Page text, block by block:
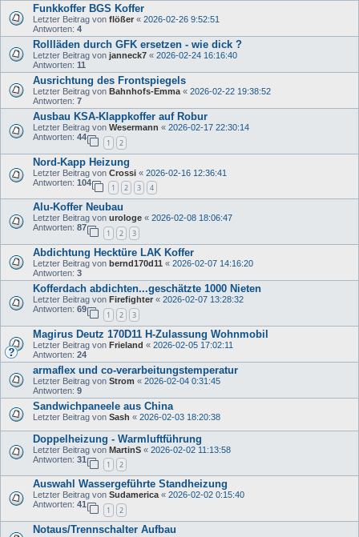
Funkkoffer BGS Koffer
Letzter Beitrag von flößer « 2026-02-26 9:52:51
Antworten: 4
Rollläden durch GFK ersetzen - wie dick ?
Letzter Beitrag von janneck7 « 2026-02-24 16:16:40
Antworten: 11
Ausrichtung des Frontspiegels
Letzter Beitrag von Bahnhofs-Emma « 2026-02-22 19:38:52
Antworten: 7
Ausbau KSA-Klappkoffer auf Robur
Letzter Beitrag von Wesermann « 2026-02-17 22:30:14
Antworten: 44
1 2
Nord-Kapp Heizung
Letzter Beitrag von Crossi « 2026-02-16 12:36:41
Antworten: 104
1 2 3 4
Alu-Koffer Neubau
Letzter Beitrag von urologe « 2026-02-08 18:06:47
Antworten: 87
1 2 3
Abdichtung Hecktüre LAK Koffer
Letzter Beitrag von bernd170d11 « 2026-02-07 14:16:20
Antworten: 3
Kofferdach abdichten...geschätzte 1000 Nieten
Letzter Beitrag von Firefighter « 2026-02-07 13:28:32
Antworten: 69
1 2 3
Magirus Deutz 170D11 H-Zulassung Wohnmobil
Letzter Beitrag von Frieland « 2026-02-05 17:02:11
Antworten: 24
armaflex und co-verarbeitungstemperatur
Letzter Beitrag von Strom « 2026-02-04 0:31:45
Antworten: 9
Sandwichpaneele aus China
Letzter Beitrag von Sash « 2026-02-03 18:20:38
Doppelheizung - Warmluftführung
Letzter Beitrag von MartinS « 2026-02-02 11:13:58
Antworten: 31
1 2
Auswahl Wassergeführte Standheizung
Letzter Beitrag von Sudamerica « 2026-02-02 0:15:40
Antworten: 41
1 2
Notaus/Trennschalter Aufbau